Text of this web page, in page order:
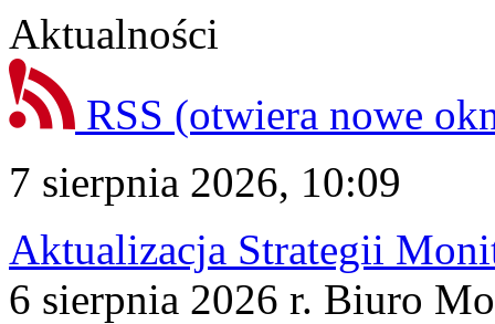
Aktualności
RSS (otwiera nowe
7 sierpnia 2026, 10:09
Aktualizacja Strategii
6 sierpnia 2026 r. Biuro